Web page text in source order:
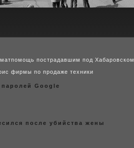
матпомощь пострадавшим под Хабаровском
фирмы по продаже техники
Google
после убийства жены